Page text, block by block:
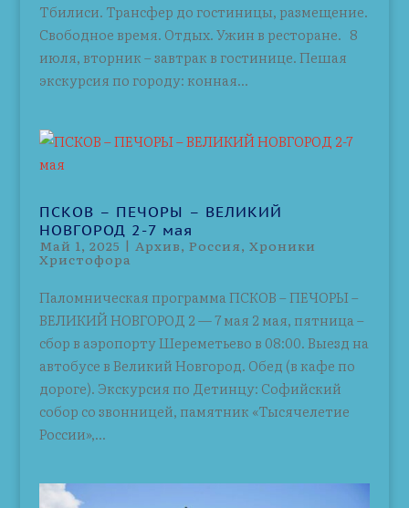
Тбилиси. Трансфер до гостиницы, размещение.
Свободное время. Отдых. Ужин в ресторане. 8
июля, вторник – завтрак в гостинице. Пешая
экскурсия по городу: конная...
ПСКОВ – ПЕЧОРЫ – ВЕЛИКИЙ
НОВГОРОД 2-7 мая
Май 1, 2025 | Архив, Россия, Хроники
Христофора
Паломническая программа ПСКОВ – ПЕЧОРЫ –
ВЕЛИКИЙ НОВГОРОД 2 — 7 мая 2 мая, пятница –
сбор в аэропорту Шереметьево в 08:00. Выезд на
автобусе в Великий Новгород. Обед (в кафе по
дороге). Экскурсия по Детинцу: Софийский
собор со звонницей, памятник «Тысячелетие
России»,...